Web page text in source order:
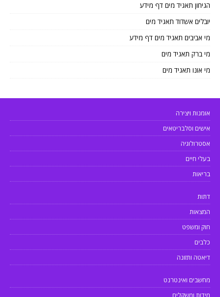
הגיחון תאגיד מים דף מידע
יובלים אשדוד תאגיד מים
מי אביבים תאגיד מים דף מידע
מי ברק תאגיד מים
מי אונו תאגיד מים
אומנות ויצירה
אישים וסלבריטאים
אסטרולוגיה
בעלי חיים
בריאות
דתות
המצאות
חוק ומשפט
כלבים
דיאטה ותזונה
מחשבים ואינטרנט
מידות ומשקלים